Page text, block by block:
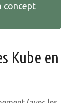
concept
Kube en